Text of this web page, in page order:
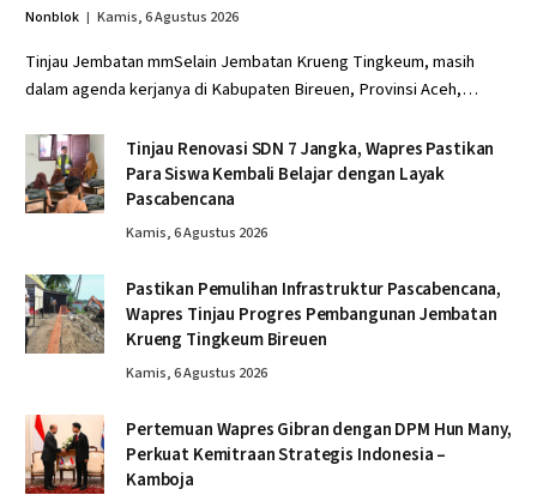
Nonblok Kamis, 6 Agustus 2026
Tinjau Jembatan mmSelain Jembatan Krueng Tingkeum, masih
dalam agenda kerjanya di Kabupaten Bireuen, Provinsi Aceh,…
Tinjau Renovasi SDN 7 Jangka, Wapres Pastikan
Para Siswa Kembali Belajar dengan Layak
Pascabencana
Kamis, 6 Agustus 2026
Pastikan Pemulihan Infrastruktur Pascabencana,
Wapres Tinjau Progres Pembangunan Jembatan
Krueng Tingkeum Bireuen
Kamis, 6 Agustus 2026
Pertemuan Wapres Gibran dengan DPM Hun Many,
Perkuat Kemitraan Strategis Indonesia –
Kamboja